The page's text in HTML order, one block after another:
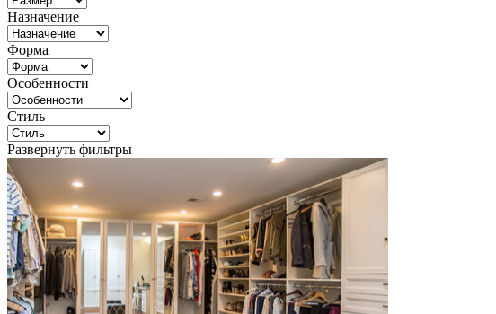
Назначение
Форма
Особенности
Стиль
Развернуть фильтры